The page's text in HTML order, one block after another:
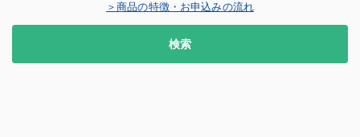
＞商品の特徴・お申込みの流れ
検索